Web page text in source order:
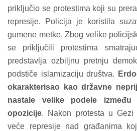
priključio se protestima koji su
represije. Policija je koristila
gumene metke. Zbog velike
se priključili protestima
predstavlja ozbiljnu pretnju
podstiče islamizaciju društva.
okarakterisao kao državne
nastale velike podele
opozicije. Nakon protesta u
veće represije nad građanima